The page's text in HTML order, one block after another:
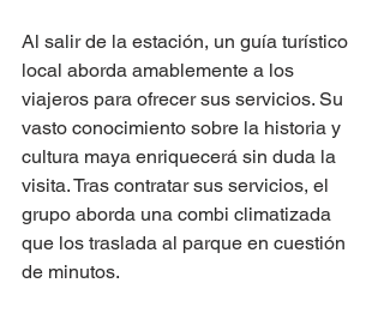
Al salir de la estación, un guía turístico
local aborda amablemente a los
viajeros para ofrecer sus servicios. Su
vasto conocimiento sobre la historia y
cultura maya enriquecerá sin duda la
visita. Tras contratar sus servicios, el
grupo aborda una combi climatizada
que los traslada al parque en cuestión
de minutos.